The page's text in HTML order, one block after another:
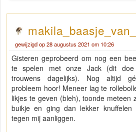
gewijzigd op 28 augustus 2021 om 10:26
Gisteren geprobeerd om nog een
te spelen met onze Jack (dit
trouwens dagelijks). Nog altijd
probleem hoor! Meneer lag te
likjes te geven (bleh), toonde meteen
buikje en ging dan lekker knuffelen
tegen mij aanliggen.